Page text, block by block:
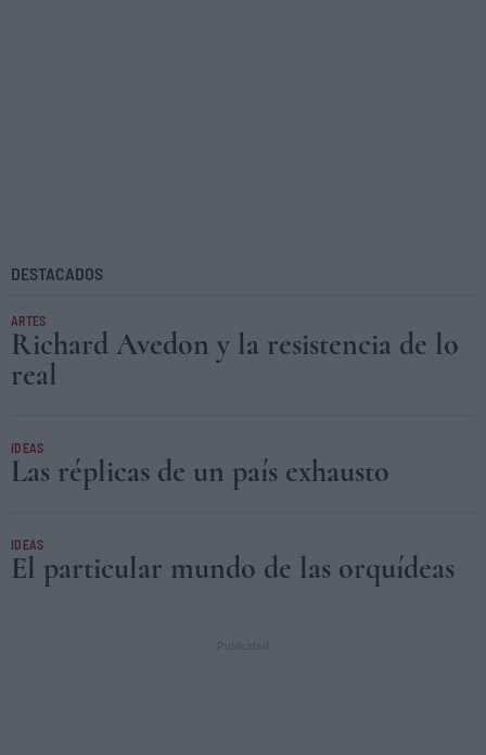
DESTACADOS
ARTES
Richard Avedon y la resistencia de lo
real
IDEAS
Las réplicas de un país exhausto
IDEAS
El particular mundo de las orquídeas